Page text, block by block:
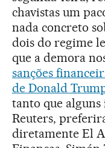
chavistas um
nada concreto
dois do regime
que a demora
sanções
de Donald
tanto que alguns
Reuters,
diretamente El